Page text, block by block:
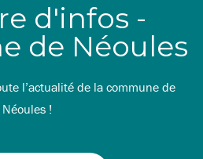
d'infos -
de Néoules
l’actualité de la commune de
Néoules !